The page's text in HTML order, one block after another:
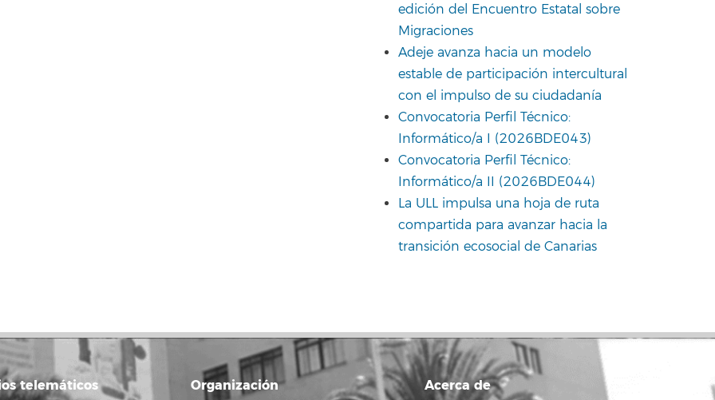
edición del Encuentro Estatal sobre
Migraciones
Adeje avanza hacia un modelo
estable de participación intercultural
con el impulso de su ciudadanía
Convocatoria Perfil Técnico:
Informático/a I (2026BDE043)
Convocatoria Perfil Técnico:
Informático/a II (2026BDE044)
La ULL impulsa una hoja de ruta
compartida para avanzar hacia la
transición ecosocial de Canarias
telemáticos Organización Acerca de